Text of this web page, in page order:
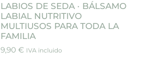
LABIOS DE SEDA · BÁLSAMO
LABIAL NUTRITIVO
MULTIUSOS PARA TODA LA
FAMILIA
9,90€ IVA incluido